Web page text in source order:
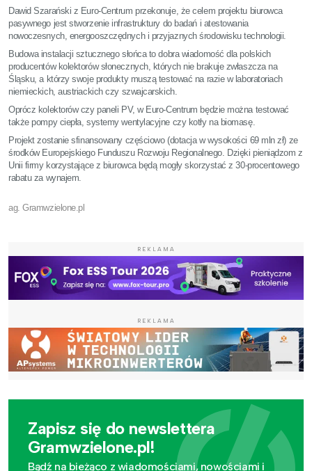
Dawid Szarański z Euro-Centrum przekonuje, że celem projektu biurowca
pasywnego jest stworzenie infrastruktury do badań i atestowania
nowoczesnych, energooszczędnych i przyjaznych środowisku technologii.
Budowa instalacji sztucznego słońca to dobra wiadomość dla polskich
producentów kolektorów słonecznych, których nie brakuje zwłaszcza na
Śląsku, a którzy swoje produkty muszą testować na razie w laboratoriach
niemieckich, austriackich czy szwajcarskich.
Oprócz kolektorów czy paneli PV, w Euro-Centrum będzie można testować
także pompy ciepła, systemy wentylacyjne czy kotły na biomasę.
Projekt zostanie sfinansowany częściowo (dotacja w wysokości 69 mln zł) ze
środków Europejskiego Funduszu Rozwoju Regionalnego. Dzięki pieniądzom z
Unii firmy korzystające z biurowca będą mogły skorzystać z 30-procentowego
rabatu za wynajem.
ag. Gramwzielone.pl
REKLAMA
REKLAMA
Zapisz się do newslettera
Gramwzielone.pl!
Bądź na bieżąco z wiadomościami, nowościami i